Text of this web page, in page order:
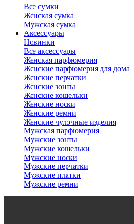
Все сумки
Женская сумка
Мужская сумка
Аксессуары
Новинки
Все аксессуары
Женская парфюмерия
Женские парфюмерия для дома
Женские перчатки
Женские зонты
Женские кошельки
Женские носки
Женские ремни
Женские чулочные изделия
Мужская парфюмерия
Мужские зонты
Мужские кошельки
Мужские носки
Мужские перчатки
Мужские платки
Мужские ремни